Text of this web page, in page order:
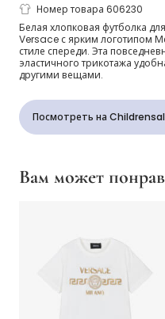
Футболка белая
Underwater
Номер товара 606230
Белая хлопковая футболка
Versace с ярким логотипом
стиле спереди. Эта
эластичного трикотажа
другими вещами.
Посмотреть на
Вам может